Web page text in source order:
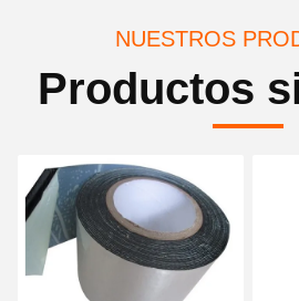
NUESTROS
Productos